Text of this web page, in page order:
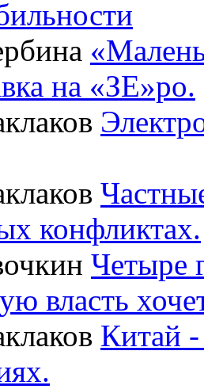
на «ЗЕ»ро.
конфликтах.
Четыре
власть
Китай